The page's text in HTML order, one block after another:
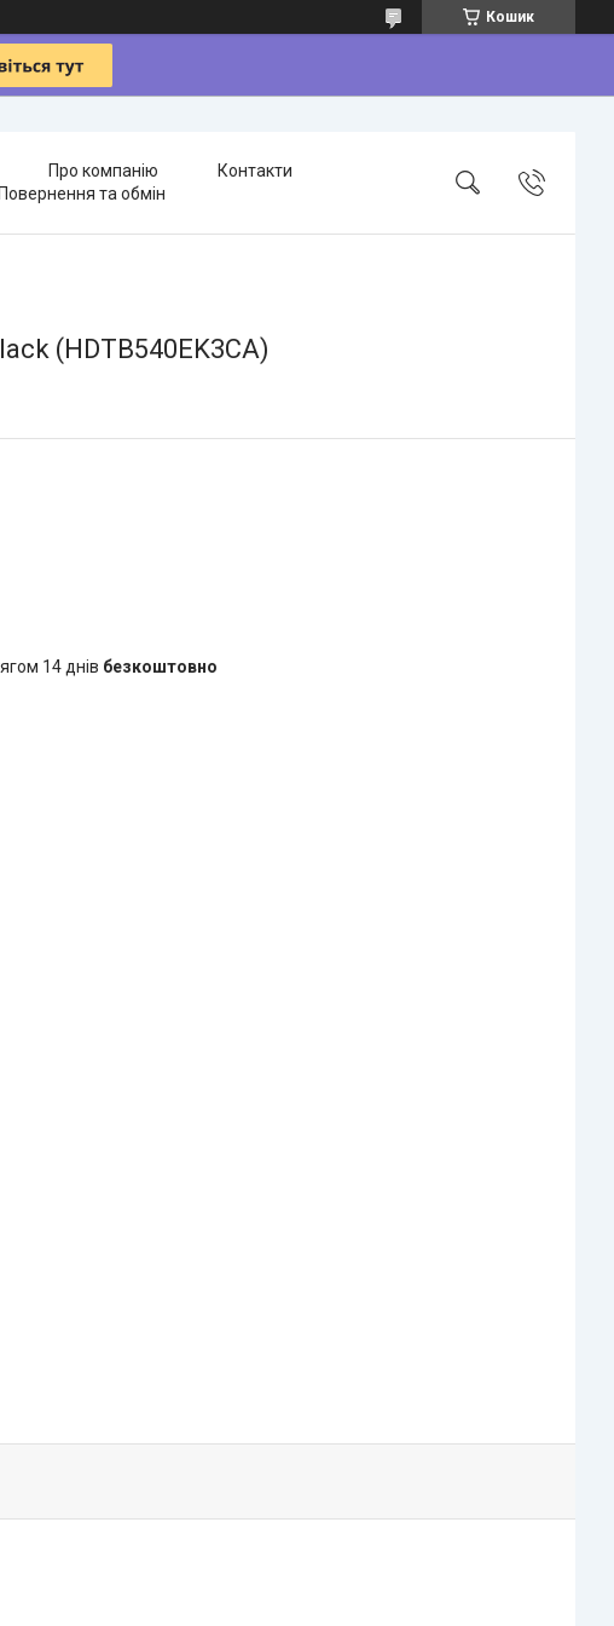
Кошик
Про компанію
Контакти
Повернення та обмін
(HDTB540EK3CA)
14 днів безкоштовно